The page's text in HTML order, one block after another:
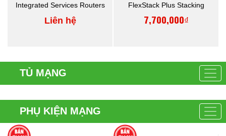
Integrated Services Routers
Liên hệ
FlexStack Plus Stacking
7,700,000₫
TỦ MẠNG
PHỤ KIỆN MẠNG